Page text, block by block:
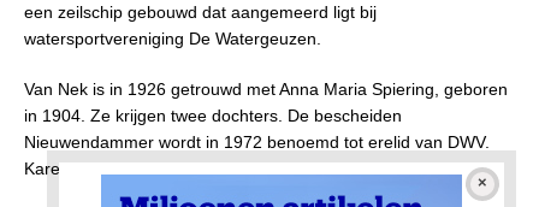
een zeilschip gebouwd dat aangemeerd ligt bij
watersportvereniging De Watergeuzen.
Van Nek is in 1926 getrouwd met Anna Maria Spiering, geboren
in 1904. Ze krijgen twee dochters. De bescheiden
Nieuwendammer wordt in 1972 benoemd tot erelid van DWV.
Karel van Nek overlijdt in 1984.